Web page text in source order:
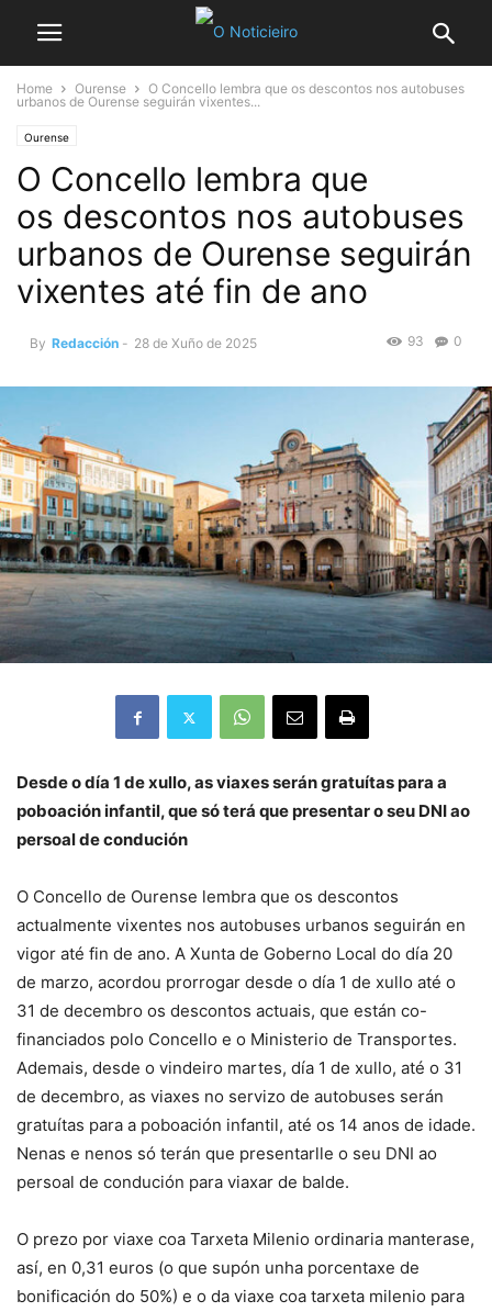
Home Ourense
O Concello lembra que os descontos nos autobuses
urbanos de Ourense seguirán vixentes...
Ourense
O Concello lembra que
os descontos nos autobuses
urbanos de Ourense seguirán
vixentes até fin de ano
By Redacción - 28 de Xuño de 2025 0
93
Desde o día 1 de xullo, as viaxes serán gratuítas para a
poboación infantil, que só terá que presentar o seu DNI ao
persoal de condución
O Concello de Ourense lembra que os descontos
actualmente vixentes nos autobuses urbanos seguirán en
vigor até fin de ano. A Xunta de Goberno Local do día 20
de marzo, acordou prorrogar desde o día 1 de xullo até o
31 de decembro os descontos actuais, que están co-
financiados polo Concello e o Ministerio de Transportes.
Ademais, desde o vindeiro martes, día 1 de xullo, até o 31
de decembro, as viaxes no servizo de autobuses serán
gratuítas para a poboación infantil, até os 14 anos de idade.
Nenas e nenos só terán que presentarlle o seu DNI ao
persoal de condución para viaxar de balde.
O prezo por viaxe coa Tarxeta Milenio ordinaria manterase,
así, en 0,31 euros (o que supón unha porcentaxe de
bonificación do 50%) e o da viaxe coa tarxeta milenio para